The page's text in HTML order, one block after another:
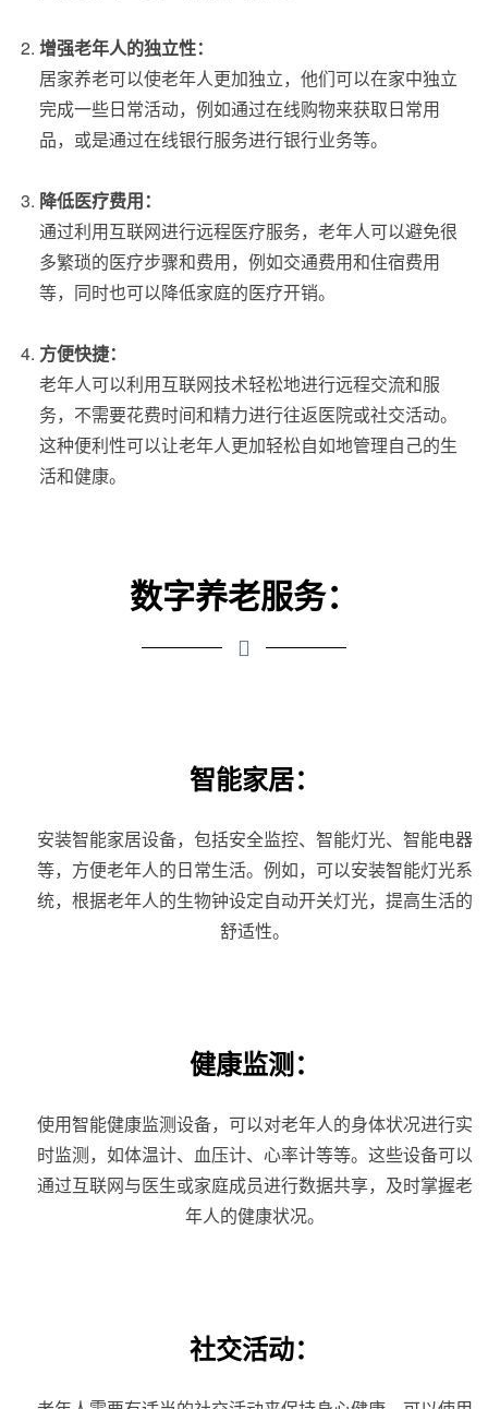
增强老年人的独立性：
居家养老可以使老年人更加独立，他们可以在家中独立
完成一些日常活动，例如通过在线购物来获取日常用
品，或是通过在线银行服务进行银行业务等。
降低医疗费用：
通过利用互联网进行远程医疗服务，老年人可以避免很
多繁琐的医疗步骤和费用，例如交通费用和住宿费用
等，同时也可以降低家庭的医疗开销。
方便快捷：
老年人可以利用互联网技术轻松地进行远程交流和服
务，不需要花费时间和精力进行往返医院或社交活动。
这种便利性可以让老年人更加轻松自如地管理自己的生
活和健康。
数字养老服务：
智能家居：
安装智能家居设备，包括安全监控、智能灯光、智能电器
等，方便老年人的日常生活。例如，可以安装智能灯光系
统，根据老年人的生物钟设定自动开关灯光，提高生活的
舒适性。
健康监测：
使用智能健康监测设备，可以对老年人的身体状况进行实
时监测，如体温计、血压计、心率计等等。这些设备可以
通过互联网与医生或家庭成员进行数据共享，及时掌握老
年人的健康状况。
社交活动：